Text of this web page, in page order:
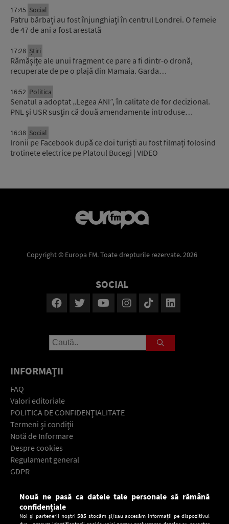
17:45 Social
Patru bărbați au fost înjunghiați în centrul Londrei. O femeie
de 47 de ani a fost arestată
17:28 Știri
Rămășițe ale unui fragment ce pare a fi dintr-o dronă,
recuperate de pe o plajă din Mamaia. Garda…
16:52 Politica
Senatul a adoptat „Legea ANI”, în calitate de for decizional.
PNL și USR susțin că două amendamente introduse…
16:38 Social
Ironii pe Facebook după ce doi turiști au fost filmați folosind
trotinete electrice pe Platoul Bucegi | VIDEO
Copyright © Europa FM. Toate drepturile rezervate. 2026
SOCIAL
INFORMAŢII
FAQ
Valori editoriale
POLITICA DE CONFIDENŢIALITATE
Termeni şi condiţii
Notă de Informare
Despre cookies
Regulament general
GDPR
Descarcă gratuit aplicaţia Europa FM pentru smartphone:
Nouă ne pasă ca datele tale personale să rămână
confidențiale
Noi și partenerii noștri585 stocăm și/sau accesăm informații pe dispozitivul